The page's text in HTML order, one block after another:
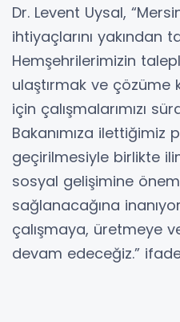
Dr. Levent Uysal,
ihtiyaçlarını yakından
Hemşehrilerimizin
ulaştırmak ve çözüme
için çalışmalarımızı
Bakanımıza ilettiğimiz
geçirilmesiyle birlikte
sosyal gelişimine
sağlanacağına
çalışmaya, üretmeye
devam edeceğiz.”